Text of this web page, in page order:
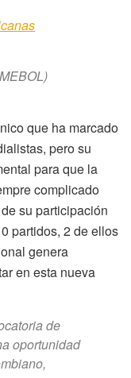
que ha marcado
pero su
para que la
complicado
su participación
partidos, 2 de ellos
genera
en esta nueva
de
oportunidad